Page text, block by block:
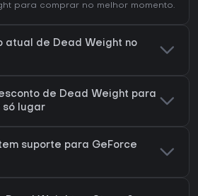
para comprar no melhor momento.
atual de Dead Weight no
de Dead Weight para
só lugar
suporte para GeForce